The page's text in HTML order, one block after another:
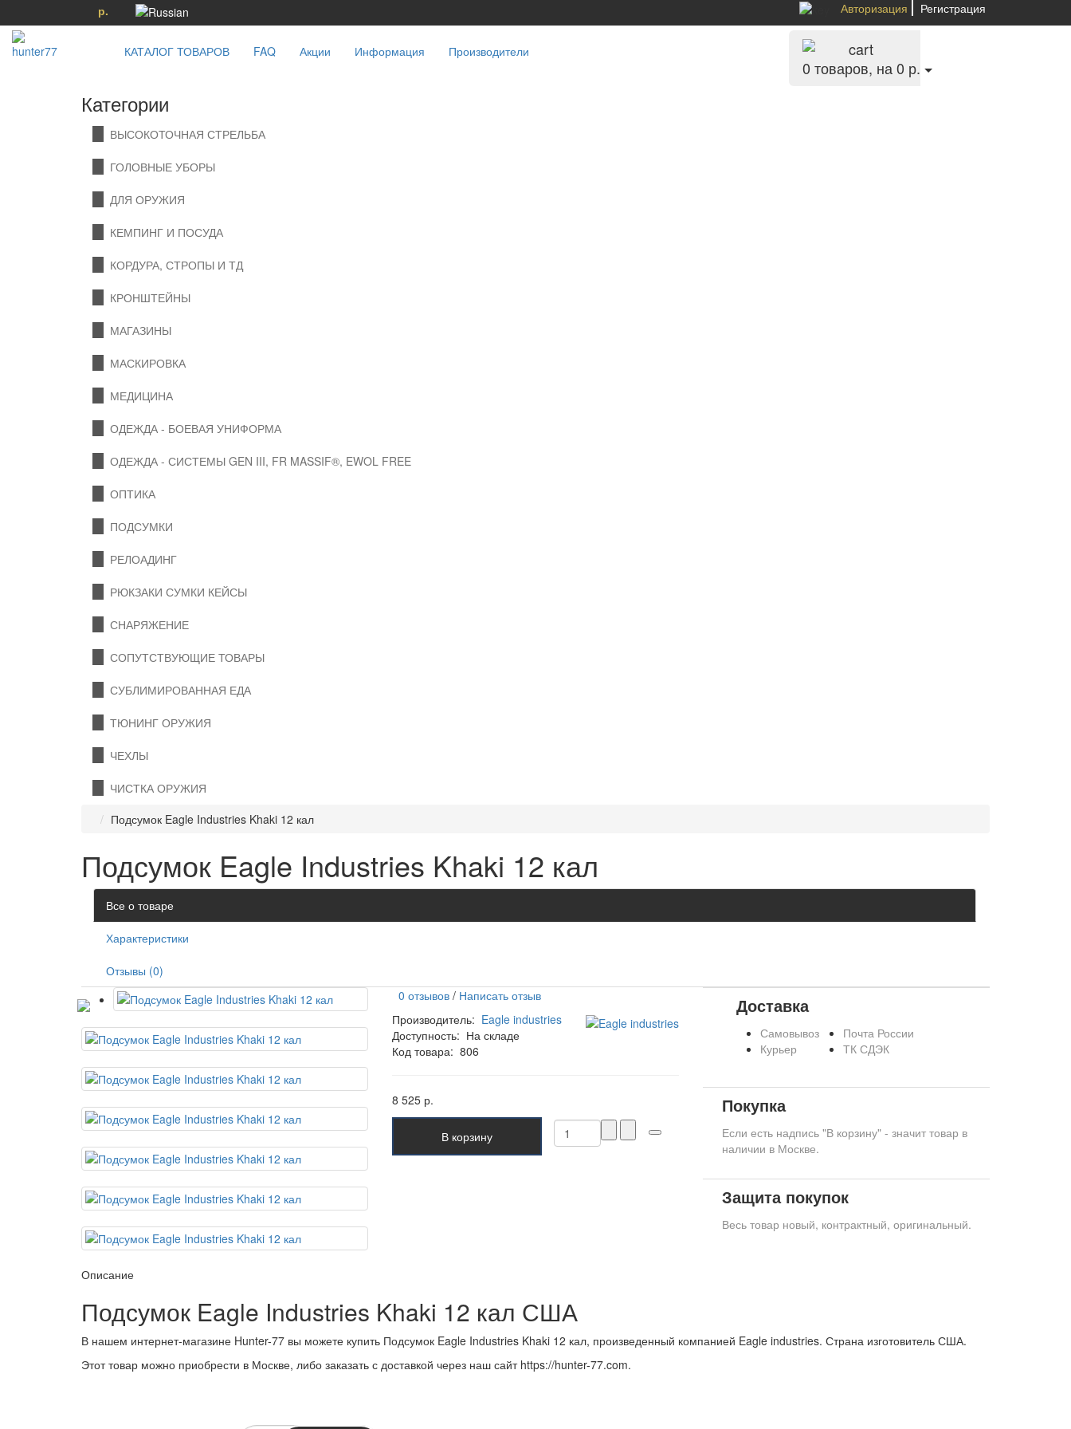
р. Авторизация Регистрация
КАТАЛОГ ТОВАРОВ FAQ Акции Информация Производители
0 товаров, на 0 р.
Категории
ВЫСОКОТОЧНАЯ СТРЕЛЬБА
ГОЛОВНЫЕ УБОРЫ
ДЛЯ ОРУЖИЯ
КЕМПИНГ И ПОСУДА
КОРДУРА, СТРОПЫ И ТД
КРОНШТЕЙНЫ
МАГАЗИНЫ
МАСКИРОВКА
МЕДИЦИНА
ОДЕЖДА - БОЕВАЯ УНИФОРМА
ОДЕЖДА - СИСТЕМЫ GEN III, FR MASSIF®, EWOL FREE
ОПТИКА
ПОДСУМКИ
РЕЛОАДИНГ
РЮКЗАКИ СУМКИ КЕЙСЫ
СНАРЯЖЕНИЕ
СОПУТСТВУЮЩИЕ ТОВАРЫ
СУБЛИМИРОВАННАЯ ЕДА
ТЮНИНГ ОРУЖИЯ
ЧЕХЛЫ
ЧИСТКА ОРУЖИЯ
Подсумок Eagle Industries Khaki 12 кал
Подсумок Eagle Industries Khaki 12 кал
Все о товаре
Характеристики
Отзывы (0)
0 отзывов / Написать отзыв
Производитель: Eagle industries
Доступность: На складе
Код товара: 806
8 525 р.
В корзину
Доставка
Самовывоз
Курьер
Почта России
ТК СДЭК
Покупка
Если есть надпись "В корзину" - значит товар в
наличии в Москве.
Защита покупок
Весь товар новый, контрактный, оригинальный.
Описание
Подсумок Eagle Industries Khaki 12 кал США
В нашем интернет-магазине Hunter-77 вы можете купить Подсумок Eagle Industries Khaki 12 кал, произведенный компанией Eagle industries. Страна изготовитель США.
Этот товар можно приобрести в Москве, либо заказать с доставкой через наш сайт https://hunter-77.com.